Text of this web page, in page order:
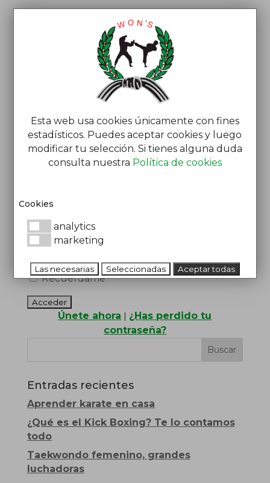
LOG IN
Nombre de usuario o correo electrónico
Contraseña
Recuérdame
Únete ahora
¿Has perdido tu
contraseña?
Entradas recientes
Aprender karate en casa
¿Qué es el Kick Boxing? Te lo contamos
todo
Taekwondo femenino, grandes
luchadoras
Esta web usa cookies únicamente con fines
estadísticos. Puedes aceptar cookies y luego
modificar tu selección. Si tienes alguna duda
consulta nuestra Política de cookies
Cookies
analytics
marketing
Las necesarias Seleccionadas Aceptar todas